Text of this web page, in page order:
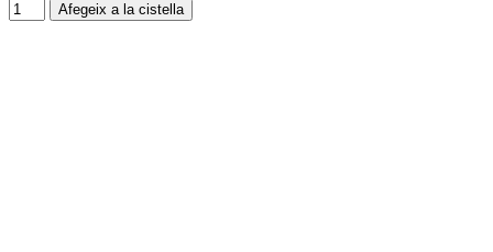
Afegeix a la cistella